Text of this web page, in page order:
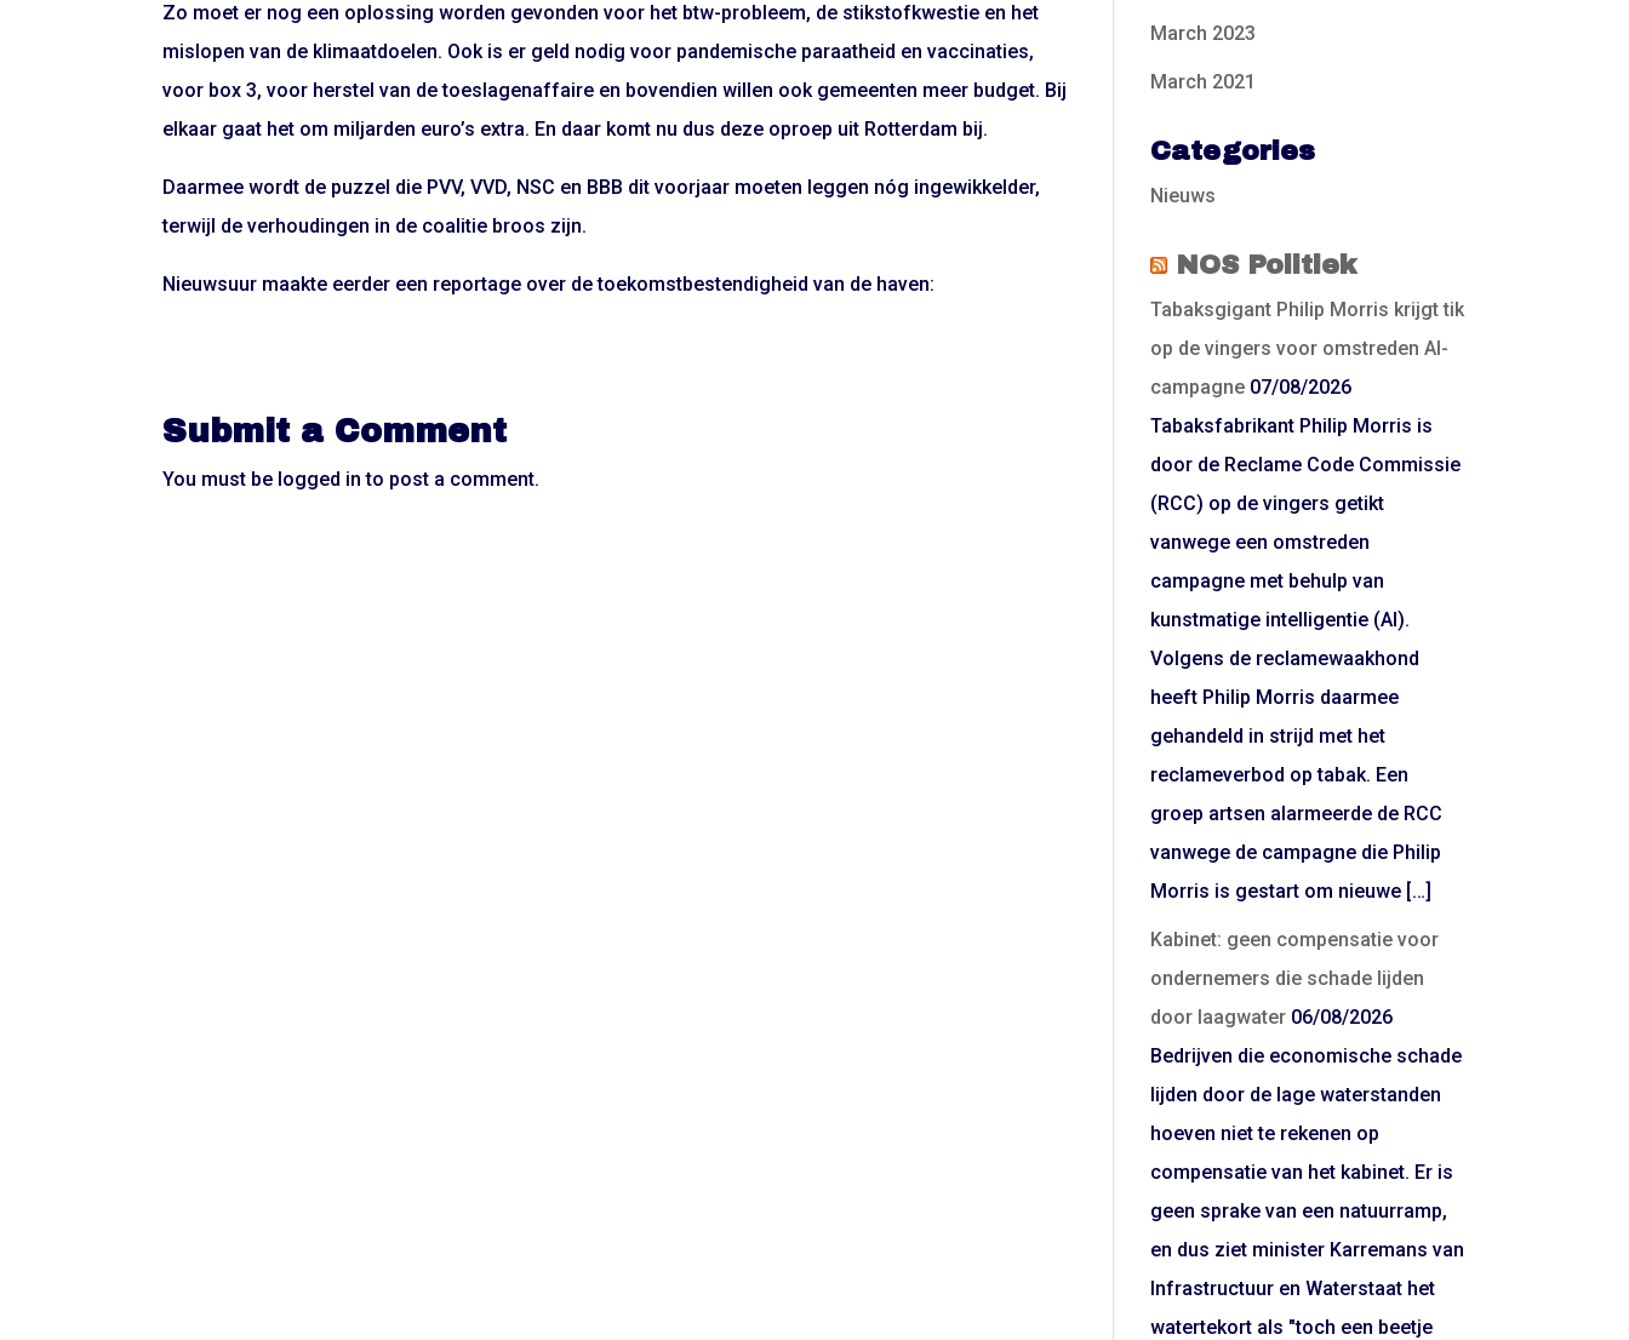
Zo moet er nog een oplossing worden gevonden voor het btw-probleem, de stikstofkwestie en het
mislopen van de klimaatdoelen. Ook is er geld nodig voor pandemische paraatheid en vaccinaties,
voor box 3, voor herstel van de toeslagenaffaire en bovendien willen ook gemeenten meer budget. Bij
elkaar gaat het om miljarden euro’s extra. En daar komt nu dus deze oproep uit Rotterdam bij.
Daarmee wordt de puzzel die PVV, VVD, NSC en BBB dit voorjaar moeten leggen nóg ingewikkelder,
terwijl de verhoudingen in de coalitie broos zijn.
Nieuwsuur maakte eerder een reportage over de toekomstbestendigheid van de haven:
Submit a Comment
You must be logged in to post a comment.
March 2023
March 2021
Categories
Nieuws
NOS Politiek
Tabaksgigant Philip Morris krijgt tik
op de vingers voor omstreden AI-
campagne 07/08/2026
Tabaksfabrikant Philip Morris is
door de Reclame Code Commissie
(RCC) op de vingers getikt
vanwege een omstreden
campagne met behulp van
kunstmatige intelligentie (AI).
Volgens de reclamewaakhond
heeft Philip Morris daarmee
gehandeld in strijd met het
reclameverbod op tabak. Een
groep artsen alarmeerde de RCC
vanwege de campagne die Philip
Morris is gestart om nieuwe […]
Kabinet: geen compensatie voor
ondernemers die schade lijden
door laagwater 06/08/2026
Bedrijven die economische schade
lijden door de lage waterstanden
hoeven niet te rekenen op
compensatie van het kabinet. Er is
geen sprake van een natuurramp,
en dus ziet minister Karremans van
Infrastructuur en Waterstaat het
watertekort als "toch een beetje